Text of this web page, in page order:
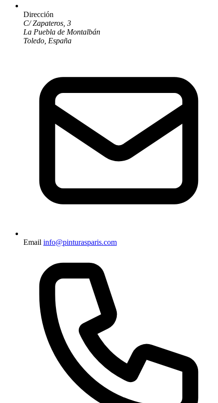
Dirección
C/ Zapateros, 3
La Puebla de Montalbán
Toledo, España
Email info@pinturasparis.com